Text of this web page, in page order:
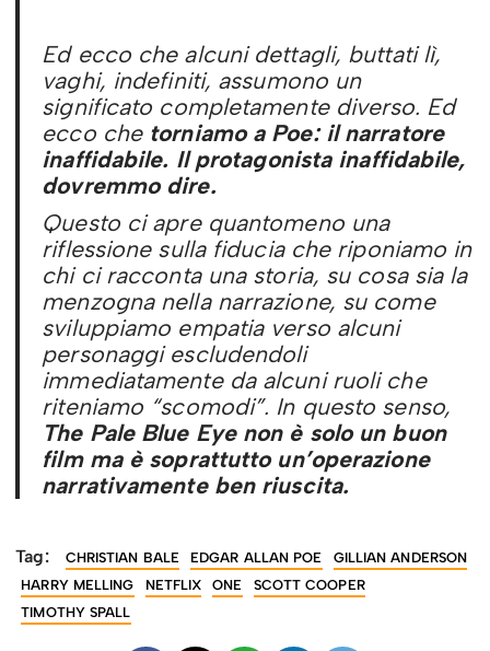
Ed ecco che alcuni dettagli, buttati lì,
vaghi, indefiniti, assumono un
significato completamente diverso. Ed
ecco che torniamo a Poe: il narratore
inaffidabile. Il protagonista inaffidabile,
dovremmo dire.
Questo ci apre quantomeno una
riflessione sulla fiducia che riponiamo in
chi ci racconta una storia, su cosa sia la
menzogna nella narrazione, su come
sviluppiamo empatia verso alcuni
personaggi escludendoli
immediatamente da alcuni ruoli che
riteniamo “scomodi”. In questo senso,
The Pale Blue Eyenon è solo un buon
film ma è soprattutto un’operazione
narrativamente ben riuscita.
Tag: CHRISTIAN BALE EDGAR ALLAN POE
GILLIAN ANDERSON
HARRY MELLING
NETFLIX ONE
SCOTT COOPER
TIMOTHY SPALL